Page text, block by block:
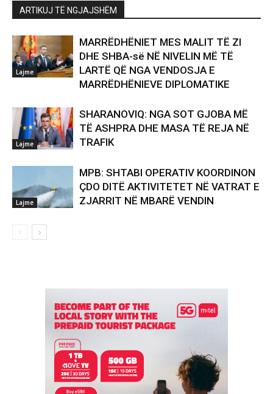
ARTIKUJ TË NGJAJSHËM
Lajme
MARRËDHËNIET MES MALIT TË ZI
DHE SHBA-së NË NIVELIN MË TË
LARTË QË NGA VENDOSJA E
MARRËDHËNIEVE DIPLOMATIKE
Lajme
SHARANOVIQ: NGA SOT GJOBA MË
TË ASHPRA DHE MASA TË REJA NË
TRAFIK
Lajme
MPB: SHTABI OPERATIV KOORDINON
ÇDO DITË AKTIVITETET NË VATRAT E
ZJARRIT NË MBARË VENDIN